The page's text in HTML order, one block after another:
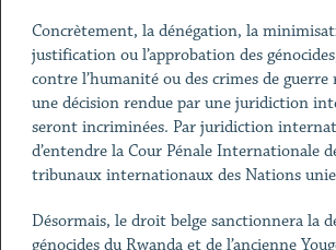
Concrètement, la dénégation, la
justification ou l’approbation des
contre l’humanité ou des crimes de guerre
une décision rendue par une juridiction
seront incriminées. Par juridiction
d’entendre la Cour Pénale Internationale
tribunaux internationaux des Nations
Désormais, le droit belge sanctionnera la
génocides du Rwanda et de l’ancienne